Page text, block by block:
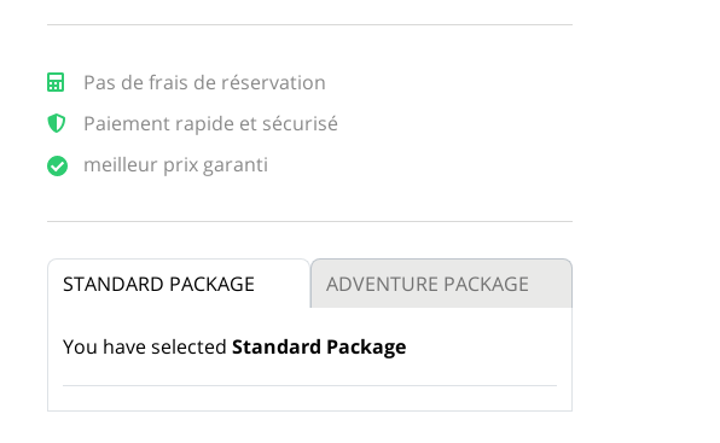
Pas de frais de réservation
Paiement rapide et sécurisé
meilleur prix garanti
STANDARD PACKAGE ADVENTURE PACKAGE
You have selected Standard Package